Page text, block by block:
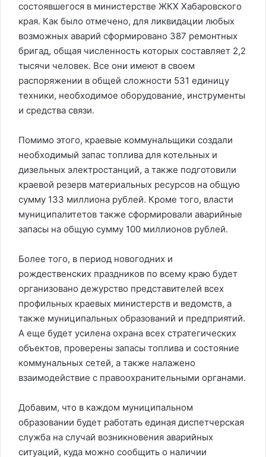
состоявшегося в министерстве ЖКХ Хабаровского
края. Как было отмечено, для ликвидации любых
возможных аварий сформировано 387 ремонтных
бригад, общая численность которых составляет 2,2
тысячи человек. Все они имеют в своем
распоряжении в общей сложности 531 единицу
техники, необходимое оборудование, инструменты
и средства связи.
Помимо этого, краевые коммунальщики создали
необходимый запас топлива для котельных и
дизельных электростанций, а также подготовили
краевой резерв материальных ресурсов на общую
сумму 133 миллиона рублей. Кроме того, власти
муниципалитетов также сформировали аварийные
запасы на общую сумму 100 миллионов рублей.
Более того, в период новогодних и
рождественских праздников по всему краю будет
организовано дежурство представителей всех
профильных краевых министерств и ведомств, а
также муниципальных образований и предприятий.
А еще будет усилена охрана всех стратегических
объектов, проверены запасы топлива и состояние
коммунальных сетей, а также налажено
взаимодействие с правоохранительными органами.
Добавим, что в каждом муниципальном
образовании будет работать единая диспетчерская
служба на случай возникновения аварийных
ситуаций, куда можно сообщить о наличии